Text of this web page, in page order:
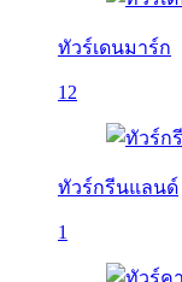
ทัวร์เดนมาร์ก
12
ทัวร์กรีนแลนด์
1